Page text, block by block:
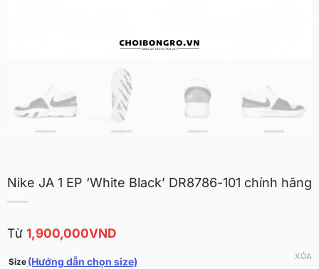
Nike JA 1 EP ‘White Black’ DR8786-101 chính hãng
Từ 1,900,000VND
Size (Hướng dẫn chọn size) XÓA